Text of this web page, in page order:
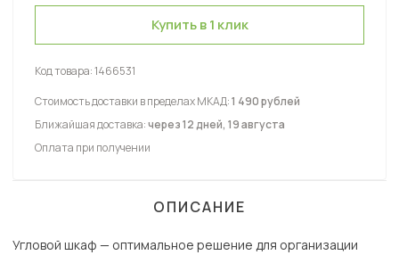
Купить в 1 клик
Код товара:1466531
Стоимость доставки в пределах МКАД:1 490 рублей
Ближайшая доставка:через 12 дней, 19 августа
Оплата при получении
ОПИСАНИЕ
Угловой шкаф — оптимальное решение для организации